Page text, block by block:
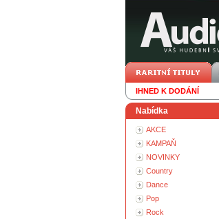
IHNED K DODÁNÍ
Nabídka
AKCE
KAMPAŇ
NOVINKY
Country
Dance
Pop
Rock